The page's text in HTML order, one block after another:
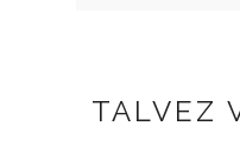
TALVEZ